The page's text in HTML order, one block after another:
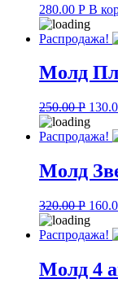
280.00 Р В
Распродажа!
Молд
250.00Р
price
was:
Распродажа!
Молд
320.00Р
price
was:
Распродажа!
Молд 4